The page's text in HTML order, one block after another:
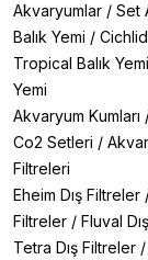
Akvaryumlar / Set
Balık Yemi /
Tropical Balık Yemi
Yemi
Akvaryum Kumları
Co2 Setleri /
Filtreleri
Eheim Dış Filtreler
Filtreler / Fluval
Tetra Dış Filtreler /